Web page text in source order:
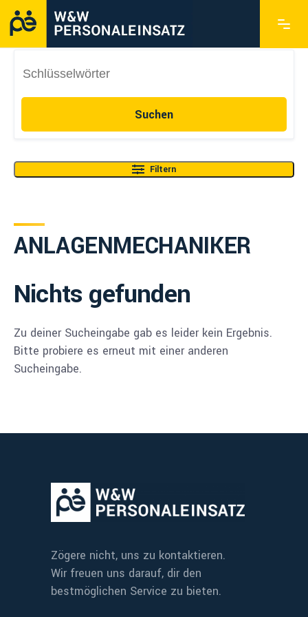
Suchen
Filtern
ANLAGENMECHANIKER
Nichts gefunden
Zu deiner Sucheingabe gab es leider kein Ergebnis.
Bitte probiere es erneut mit einer anderen
Sucheingabe.
Zögere nicht, uns zu kontaktieren.
Wir freuen uns darauf, dir den
bestmöglichen Service zu bieten.